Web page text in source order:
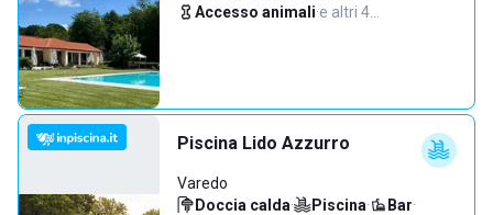
Accesso animali·e altri 4…
Piscina Lido Azzurro
Varedo
Doccia calda· Piscina· Bar·